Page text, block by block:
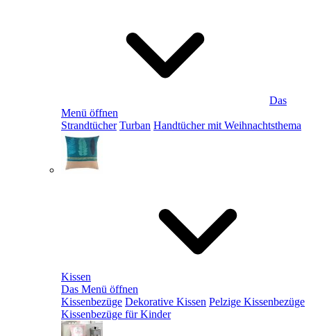
Das
Menü öffnen
Strandtücher Turban Handtücher mit Weihnachtsthema
Kissen
Das Menü öffnen
Kissenbezüge Dekorative Kissen Pelzige Kissenbezüge
Kissenbezüge für Kinder